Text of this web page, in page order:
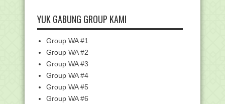
Pengumuman Peserta PPG PAI 2019
Seluruh Indonesia
Raih Nilai Ujian...
Sidang Isbat Awal Syawal 1440H
Digelar 3 Juni, Ber...
Mahasiswa IAIN Kudus Raih
Penghargaan pada Liputan...
MANAQIB KH. HAMDAN KHALID
YUK GABUNG GROUP KAMI
Group WA #1
Group WA #2
Group WA #3
Group WA #4
Group WA #5
Group WA #6